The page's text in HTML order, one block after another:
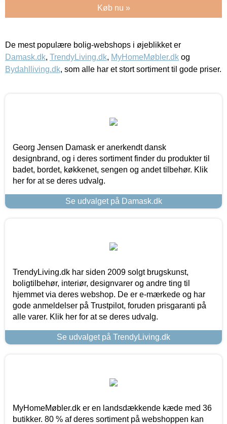
Køb nu »
De mest populære bolig-webshops i øjeblikket er
Damask.dk, TrendyLiving.dk, MyHomeMøbler.dk og
Bydahlliving.dk, som alle har et stort sortiment til gode priser.
Georg Jensen Damask er anerkendt dansk
designbrand, og i deres sortiment finder du produkter til
badet, bordet, køkkenet, sengen og andet tilbehør. Klik
her for at se deres udvalg.
Se udvalget på Damask.dk
TrendyLiving.dk har siden 2009 solgt brugskunst,
boligtilbehør, interiør, designvarer og andre ting til
hjemmet via deres webshop. De er e-mærkede og har
gode anmeldelser på Trustpilot, foruden prisgaranti på
alle varer. Klik her for at se deres udvalg.
Se udvalget på TrendyLiving.dk
MyHomeMøbler.dk er en landsdækkende kæde med 36
butikker. 80 % af deres sortiment på webshoppen kan